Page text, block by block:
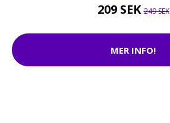
209 SEK249 SEK
MER INFO!